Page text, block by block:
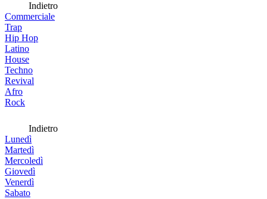
Indietro
Commerciale
Trap
Hip Hop
Latino
House
Techno
Revival
Afro
Rock
Indietro
Lunedì
Martedì
Mercoledì
Giovedì
Venerdì
Sabato